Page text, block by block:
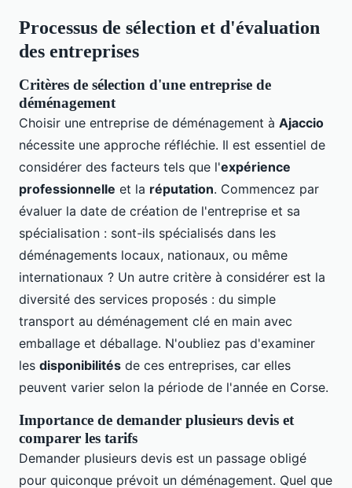
Processus de sélection et d'évaluation
des entreprises
Critères de sélection d'une entreprise de
déménagement
Choisir une entreprise de déménagement à Ajaccio
nécessite une approche réfléchie. Il est essentiel de
considérer des facteurs tels que l'expérience
professionnelle et la réputation. Commencez par
évaluer la date de création de l'entreprise et sa
spécialisation : sont-ils spécialisés dans les
déménagements locaux, nationaux, ou même
internationaux ? Un autre critère à considérer est la
diversité des services proposés : du simple
transport au déménagement clé en main avec
emballage et déballage. N'oubliez pas d'examiner
les disponibilités de ces entreprises, car elles
peuvent varier selon la période de l'année en Corse.
Importance de demander plusieurs devis et
comparer les tarifs
Demander plusieurs devis est un passage obligé
pour quiconque prévoit un déménagement. Quel que